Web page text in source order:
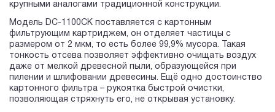
крупными аналогами традиционной конструкции.
Модель DC-1100CK поставляется с картонным
фильтрующим картриджем, он отделяет частицы с
размером от 2 мкм, то есть более 99,9% мусора. Такая
тонкость отсева позволяет эффективно очищать воздух
даже от мелкой древесной пыли, образующейся при
пилении и шлифовании древесины. Ещё одно достоинство
картонного фильтра – рукоятка быстрой очистки,
позволяющая стряхнуть его, не открывая установку.